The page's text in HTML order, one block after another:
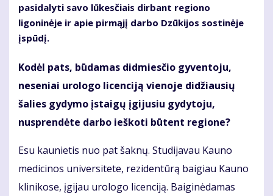
pasidalyti savo lūkesčiais dirbant regiono
ligoninėje ir apie pirmąjį darbo Dzūkijos sostinėje
įspūdį.
Kodėl pats, būdamas didmiesčio gyventoju,
neseniai urologo licenciją vienoje didžiausių
šalies gydymo įstaigų įgijusiu gydytoju,
nusprendėte darbo ieškoti būtent regione?
Esu kaunietis nuo pat šaknų. Studijavau Kauno
medicinos universitete, rezidentūrą baigiau Kauno
klinikose, įgijau urologo licenciją. Baiginėdamas